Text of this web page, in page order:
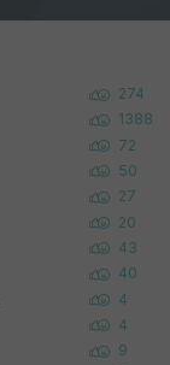
274
1388
72
50
27
20
43
40
4
4
9